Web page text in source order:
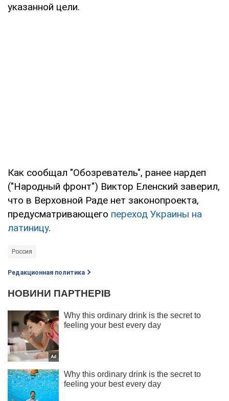
указанной цели.
Как сообщал "Обозреватель", ранее нардеп
("Народный фронт") Виктор Еленский заверил,
что в Верховной Раде нет законопроекта,
предусматривающего переход Украины на
латиницу.
Россия
Редакционная политика